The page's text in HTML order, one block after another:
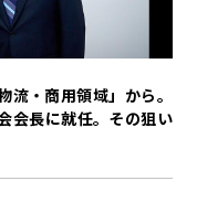
・商用領域」から。
会長に就任。その狙い